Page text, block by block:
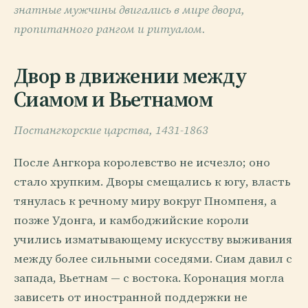
знатные мужчины двигались в мире двора,
пропитанного рангом и ритуалом.
Двор в движении между
Сиамом и Вьетнамом
Постангкорские царства, 1431-1863
После Ангкора королевство не исчезло; оно
стало хрупким. Дворы смещались к югу, власть
тянулась к речному миру вокруг Пномпеня, а
позже Удонга, и камбоджийские короли
учились изматывающему искусству выживания
между более сильными соседями. Сиам давил с
запада, Вьетнам — с востока. Коронация могла
зависеть от иностранной поддержки не